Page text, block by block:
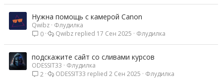
Нужна помощь с камерой Canon
Qwibz Флудилка
0
Флудилка
17 Сен 2025
Qwibz
подскажите сайт со сливами курсов
ODESSIT33
Флудилка
2
Флудилка
2 Сен 2025
ODESSIT33